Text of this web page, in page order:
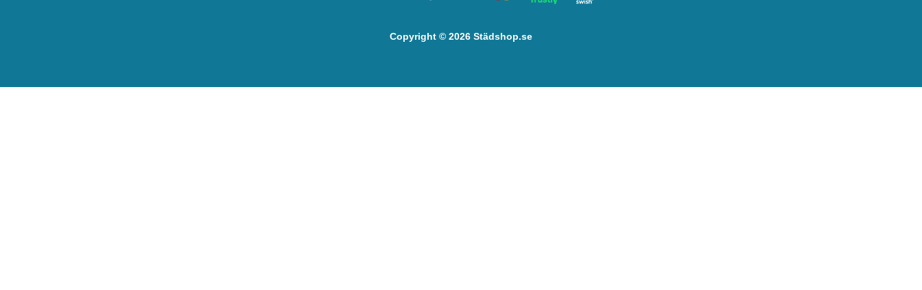
Copyright © 2026 Städshop.se